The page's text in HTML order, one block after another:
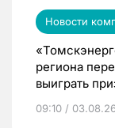
Новости
региона
выиграть
09:10 / 03.08.26